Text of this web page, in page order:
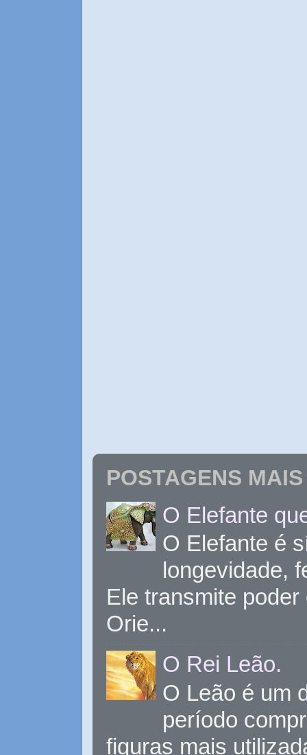
POSTAGENS
O Elefante
O Elefante é
longevidade,
Ele transmite
Orie...
O Rei Leão.
O Leão é um
período
figuras mais